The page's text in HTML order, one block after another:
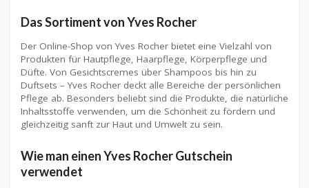
Das Sortiment von Yves Rocher
Der Online-Shop von Yves Rocher bietet eine Vielzahl von
Produkten für Hautpflege, Haarpflege, Körperpflege und
Düfte. Von Gesichtscremes über Shampoos bis hin zu
Duftsets – Yves Rocher deckt alle Bereiche der persönlichen
Pflege ab. Besonders beliebt sind die Produkte, die natürliche
Inhaltsstoffe verwenden, um die Schönheit zu fördern und
gleichzeitig sanft zur Haut und Umwelt zu sein.
Wie man einen Yves Rocher Gutschein
verwendet